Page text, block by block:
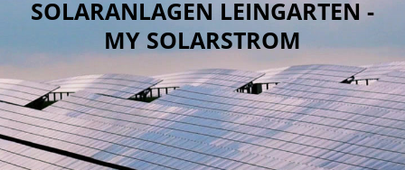
SOLARANLAGEN LEINGARTEN -
MY SOLARSTROM